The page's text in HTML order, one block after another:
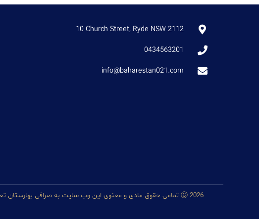
10 Church Street, Ryde NSW 2112
0434563201
info@baharestan021.com
Ⓒ 2026 تمامی حقوق مادی و معنوی این وب سایت به صرافی بهارستان تعلق دارد.